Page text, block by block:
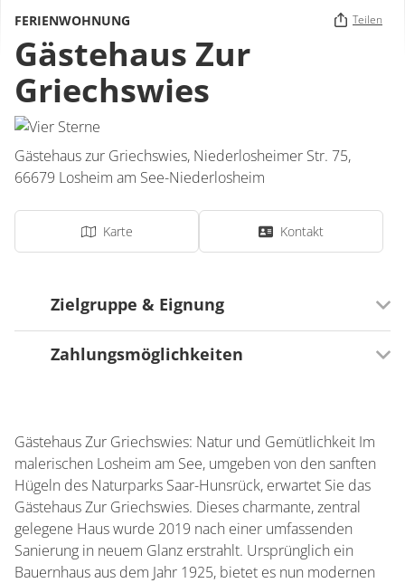
FERIENWOHNUNG Teilen
Gästehaus Zur
Griechswies
Gästehaus zur Griechswies, Niederlosheimer Str. 75,
66679 Losheim am See-Niederlosheim
Karte Kontakt
Zielgruppe & Eignung
Ausrichtung
Zahlungsmöglichkeiten
Überweisung
EC-Card / Maestro
Gästehaus Zur Griechswies: Natur und Gemütlichkeit Im
malerischen Losheim am See, umgeben von den sanften
Hügeln des Naturparks Saar-Hunsrück, erwartet Sie das
Gästehaus Zur Griechswies. Dieses charmante, zentral
gelegene Haus wurde 2019 nach einer umfassenden
Sanierung in neuem Glanz erstrahlt. Ursprünglich ein
Bauernhaus aus dem Jahr 1925, bietet es nun modernen